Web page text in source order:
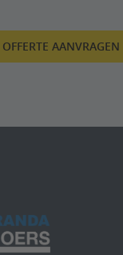
OFFERTE AANVRAGEN